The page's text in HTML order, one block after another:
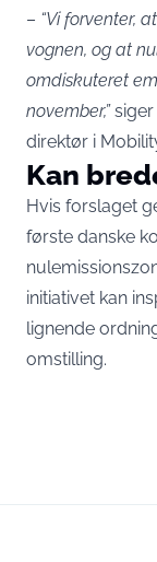
– “Vi forventer,
vognen, og at
omdiskuteret
november,”siger
direktør i
Kan
Hvis forslaget
første danske
initiativet kan
lignende
omstilling.